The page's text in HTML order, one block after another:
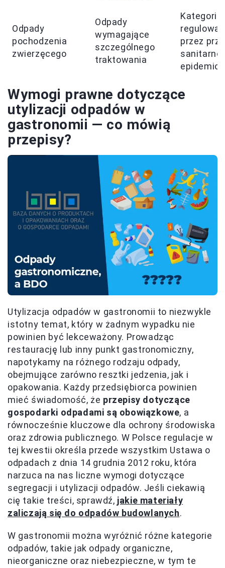
Odpady
pochodzenia
zwierzęcego
Odpady
wymagające
szczególnego
traktowania
Kategoria
przez
sanitarno-
Wymogi prawne dotyczące
utylizacji odpadów w
gastronomii — co mówią
przepisy?
Utylizacja odpadów w gastronomii to niezwykle
istotny temat, który w żadnym wypadku nie
powinien być lekceważony. Prowadząc
restaurację lub inny punkt gastronomiczny,
napotykamy na różnego rodzaju odpady,
obejmujące zarówno resztki jedzenia, jak i
opakowania. Każdy przedsiębiorca powinien
mieć świadomość, że przepisy dotyczące
gospodarki odpadami są obowiązkowe, a
równocześnie kluczowe dla ochrony środowiska
oraz zdrowia publicznego. W Polsce regulacje w
tej kwestii określa przede wszystkim Ustawa o
odpadach z dnia 14 grudnia 2012 roku, która
narzuca na nas liczne wymogi dotyczące
segregacji i utylizacji odpadów. Jeśli ciekawią
cię takie treści, sprawdź, jakie materiały
zaliczają się do odpadów budowlanych.
W gastronomii można wyróżnić różne kategorie
odpadów, takie jak odpady organiczne,
nieorganiczne oraz niebezpieczne, w tym te